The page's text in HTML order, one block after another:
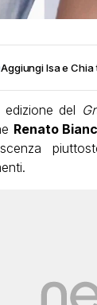
Aggiungi Isa e
edizione del
Renato